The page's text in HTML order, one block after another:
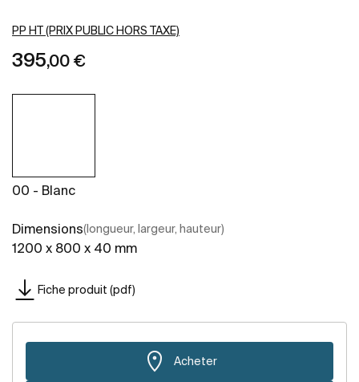
PP HT (PRIX PUBLIC HORS TAXE)
395,00 €
00 - Blanc
Dimensions(longueur, largeur, hauteur)
1200 x 800 x 40 mm
Fiche produit (pdf)
Acheter